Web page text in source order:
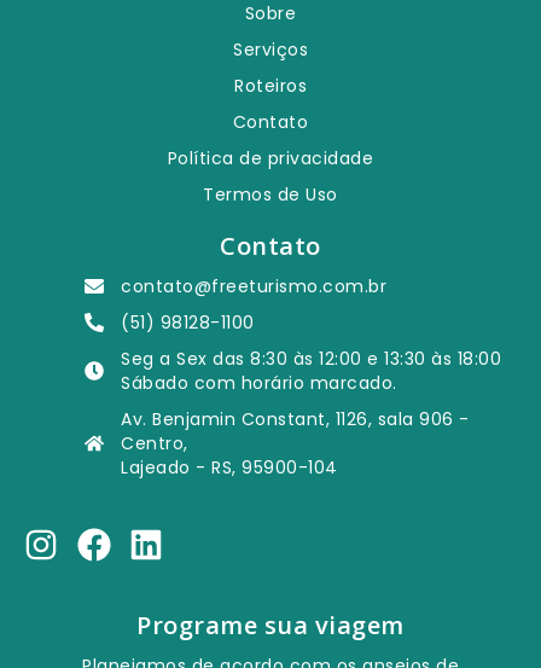
Sobre
Serviços
Roteiros
Contato
Política de privacidade
Termos de Uso
Contato
contato@freeturismo.com.br
(51) 98128-1100
Seg a Sex das 8:30 às 12:00 e 13:30 às 18:00
Sábado com horário marcado.
Av. Benjamin Constant, 1126, sala 906 -
Centro,
Lajeado - RS, 95900-104
Programe sua viagem